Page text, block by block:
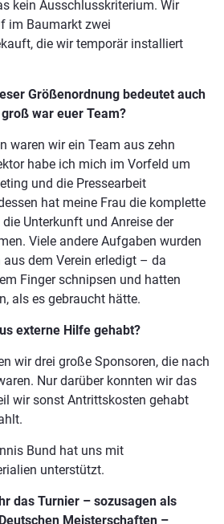
kein Ausschlusskriterium. Wir
im Baumarkt zwei
die wir temporär installiert
Größenordnung bedeutet auch
war euer Team?
waren wir ein Team aus zehn
habe ich mich im Vorfeld um
und die Pressearbeit
hat meine Frau die komplette
Unterkunft und Anreise der
Viele andere Aufgaben wurden
dem Verein erledigt – da
Finger schnipsen und hatten
als es gebraucht hätte.
externe Hilfe gehabt?
wir drei große Sponsoren, die nach
Nur darüber konnten wir das
wir sonst Antrittskosten gehabt
Bund hat uns mit
unterstützt.
das Turnier – sozusagen als
Meisterschaften –